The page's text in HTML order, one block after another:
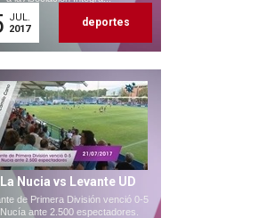
JUL.
2017
deportes
Nucia vs Levante UD
de Primera División venció 0-5
ante 2.500 espectadores.